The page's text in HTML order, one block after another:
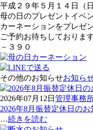
平成２９年５月１４日（日
母の日のプレゼントイベ
カーネーションをプレゼ
ご予約お待ちしておりま
－３９０
その他のお知らせお知ら
2026年07月12日 管理事務
2026年8月振替定休日のお
…続きを読む